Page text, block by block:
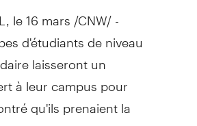
le 16 mars /CNW/ -
d'étudiants de niveau
laisseront un
à leur campus pour
qu'ils prenaient la